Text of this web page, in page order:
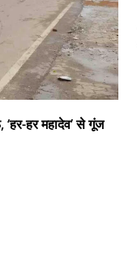
हर महादेव’ से गूंज